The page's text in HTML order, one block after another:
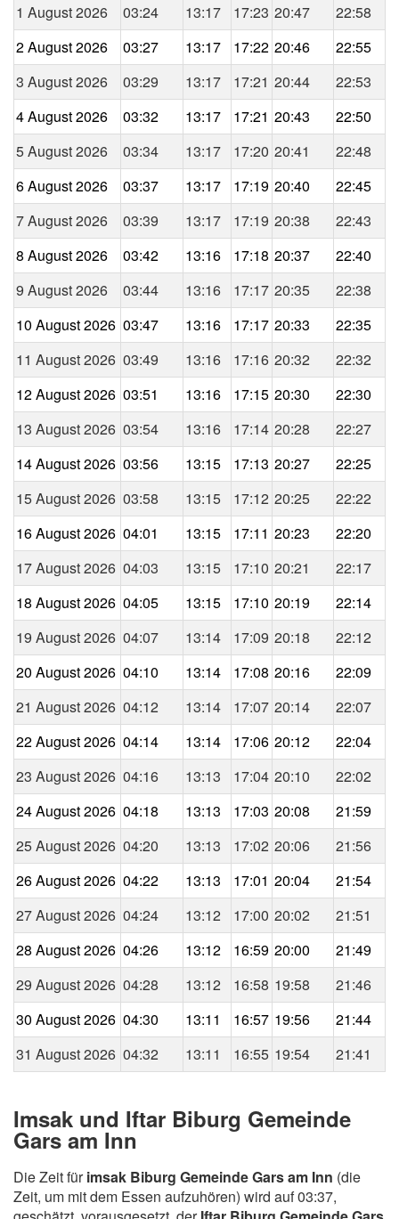
1 August 2026
03:24 13:17 17:23 20:47
22:58
2 August 2026
03:27 13:17 17:22 20:46
22:55
3 August 2026
03:29 13:17 17:21 20:44
22:53
4 August 2026
03:32 13:17 17:21 20:43
22:50
5 August 2026
03:34 13:17 17:20 20:41
22:48
6 August 2026
03:37 13:17 17:19 20:40
22:45
7 August 2026
03:39 13:17 17:19 20:38
22:43
8 August 2026
03:42 13:16 17:18 20:37
22:40
9 August 2026
03:44 13:16 17:17 20:35
22:38
10 August 2026 03:47 13:16 17:17 20:33
22:35
11 August 2026 03:49 13:16 17:16 20:32
22:32
12 August 2026 03:51 13:16 17:15 20:30
22:30
13 August 2026 03:54 13:16 17:14 20:28
22:27
14 August 2026 03:56 13:15 17:13 20:27
22:25
15 August 2026 03:58 13:15 17:12 20:25
22:22
16 August 2026 04:01 13:15 17:11 20:23
22:20
17 August 2026 04:03 13:15 17:10 20:21
22:17
18 August 2026 04:05 13:15 17:10 20:19
22:14
19 August 2026 04:07 13:14 17:09 20:18
22:12
20 August 2026 04:10 13:14 17:08 20:16
22:09
21 August 2026 04:12 13:14 17:07 20:14
22:07
22 August 2026 04:14 13:14 17:06 20:12
22:04
23 August 2026 04:16 13:13 17:04 20:10
22:02
24 August 2026 04:18 13:13 17:03 20:08
21:59
25 August 2026 04:20 13:13 17:02 20:06
21:56
26 August 2026 04:22 13:13 17:01 20:04
21:54
27 August 2026 04:24 13:12 17:00 20:02
21:51
28 August 2026 04:26 13:12 16:59 20:00
21:49
29 August 2026 04:28 13:12 16:58 19:58
21:46
30 August 2026 04:30 13:11 16:57 19:56
21:44
31 August 2026 04:32 13:11 16:55 19:54 21:41
Imsak und Iftar Biburg Gemeinde
Gars am Inn
Die Zeit fürimsak Biburg Gemeinde Gars am Inn (die
Zeit, um mit dem Essen aufzuhören) wird auf 03:37,